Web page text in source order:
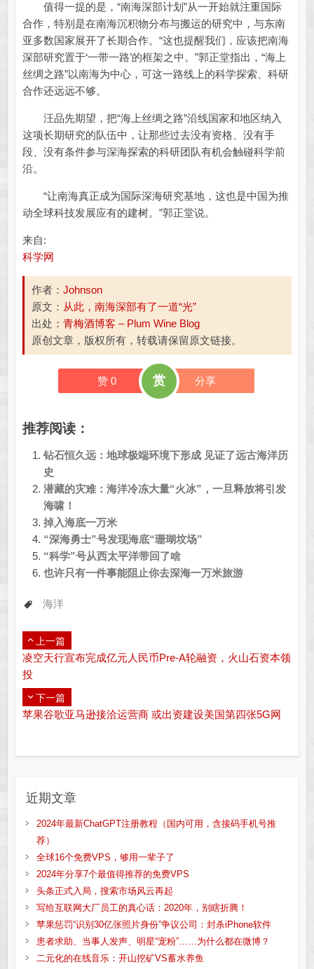
值得一提的是，“南海深部计划”从一开始就注重国际
合作，特别是在南海沉积物分布与搬运的研究中，与东南
亚多数国家展开了长期合作。“这也提醒我们，应该把南海
深部研究置于‘一带一路’的框架之中。”郭正堂指出，“海上
丝绸之路”以南海为中心，可这一路线上的科学探索、科研
合作还远远不够。
汪品先期望，把“海上丝绸之路”沿线国家和地区纳入
这项长期研究的队伍中，让那些过去没有资格、没有手
段、没有条件参与深海探索的科研团队有机会触碰科学前
沿。
“让南海真正成为国际深海研究基地，这也是中国为推
动全球科技发展应有的建树。”郭正堂说。
来自:
科学网
作者： Johnson
原文： 从此，南海深部有了一道“光”
出处： 青梅酒博客 – Plum Wine Blog
原创文章，版权所有，转载请保留原文链接。
赞 0 赏 分享
推荐阅读：
钻石恒久远：地球极端环境下形成 见证了远古海洋历
史
潜藏的灾难：海洋冷冻大量“火冰”，一旦释放将引发
海啸！
掉入海底一万米
“深海勇士”号发现海底“珊瑚坟场”
“科学”号从西太平洋带回了啥
也许只有一件事能阻止你去深海一万米旅游
海洋
上一篇
凌空天行宣布完成亿元人民币Pre-A轮融资，火山石资本领
投
下一篇
苹果谷歌亚马逊接洽运营商 或出资建设美国第四张5G网
近期文章
2024年最新ChatGPT注册教程（国内可用，含接码手机号推
荐）
全球16个免费VPS，够用一辈子了
2024年分享7个最值得推荐的免费VPS
头条正式入局，搜索市场风云再起
写给互联网大厂员工的真心话：2020年，别瞎折腾！
苹果惩罚“识别30亿张照片身份”争议公司：封杀iPhone软件
患者求助、当事人发声、明星“宠粉”……为什么都在微博？
二元化的在线音乐：开山挖矿VS蓄水养鱼